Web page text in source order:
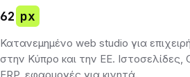
62 px
Κατανεμημένο web studio για
στην Κύπρο και την ΕΕ. Ιστοσελίδες,